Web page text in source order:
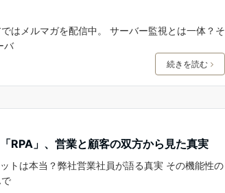
はメルマガを配信中。 サーバー監視とは一体？そ
バ
続きを読む
RPA」、営業と顧客の双方から見た真実
トは本当？弊社営業社員が語る真実 その機能性の